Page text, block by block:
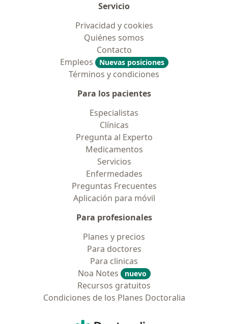
Servicio
Privacidad y cookies
Quiénes somos
Contacto
Empleos
Nuevas posiciones
Términos y condiciones
Para los pacientes
Especialistas
Clínicas
Pregunta al Experto
Medicamentos
Servicios
Enfermedades
Preguntas Frecuentes
Aplicación para móvil
Para profesionales
Planes y precios
Para doctores
Para clinicas
Noa Notes
nuevo
Recursos gratuitos
Condiciones de los Planes Doctoralia